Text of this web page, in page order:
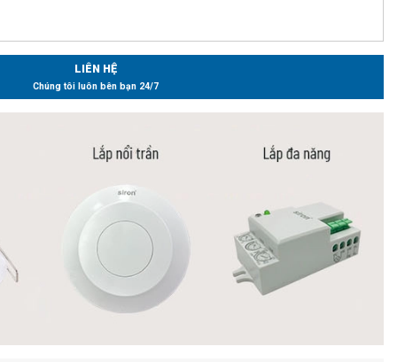
LIÊN HỆ
Chúng tôi luôn bên bạn 24/7